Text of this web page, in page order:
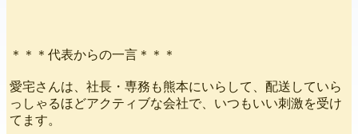
＊＊＊代表からの一言＊＊＊
愛宅さんは、社長・専務も熊本にいらして、配送していら
っしゃるほどアクティブな会社で、いつもいい刺激を受け
てます。